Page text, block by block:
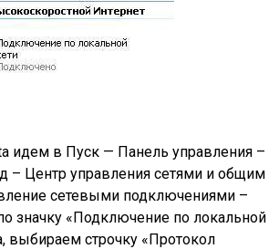
идем в Пуск — Панель управления –
– Центр управления сетями и общим
сетевыми подключениями –
значку «Подключение по локальной
выбираем строчку «Протокол